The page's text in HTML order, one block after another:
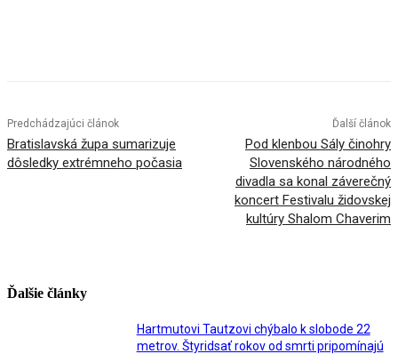
Predchádzajúci článok
Bratislavská župa sumarizuje
dôsledky extrémneho počasia
Ďalší článok
Pod klenbou Sály činohry
Slovenského národného
divadla sa konal záverečný
koncert Festivalu židovskej
kultúry Shalom Chaverim
Ďalšie články
Hartmutovi Tautzovi chýbalo k slobode 22
metrov. Štyridsať rokov od smrti pripomínajú